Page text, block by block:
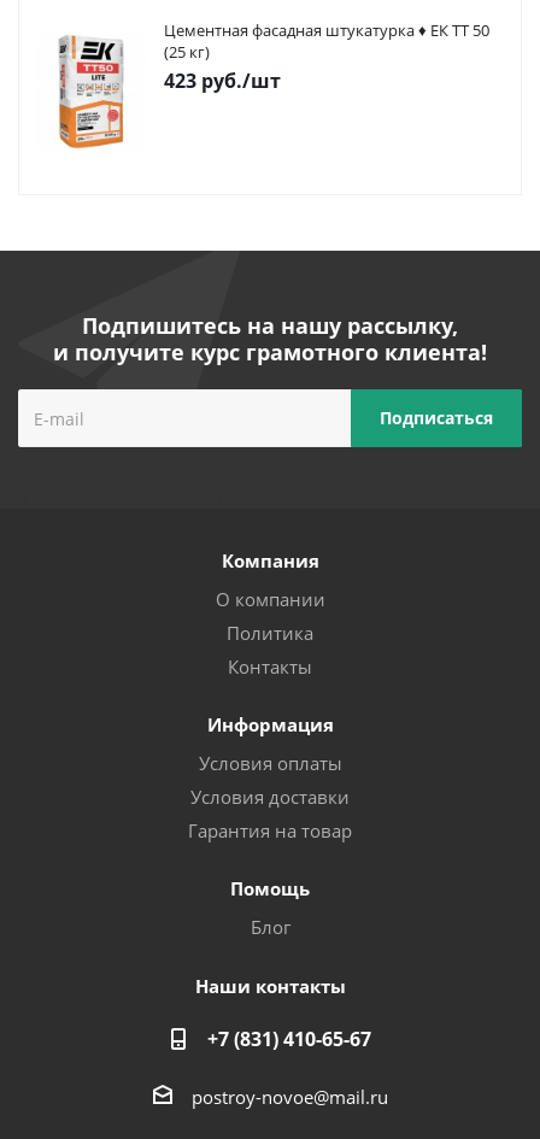
Цементная фасадная штукатурка ♦ ЕК ТТ 50
(25 кг)
423 руб./шт
Подпишитесь на нашу рассылку,
и получите курс грамотного клиента!
Компания
О компании
Политика
Контакты
Информация
Условия оплаты
Условия доставки
Гарантия на товар
Помощь
Блог
Наши контакты
+7 (831) 410-65-67
postroy-novoe@mail.ru